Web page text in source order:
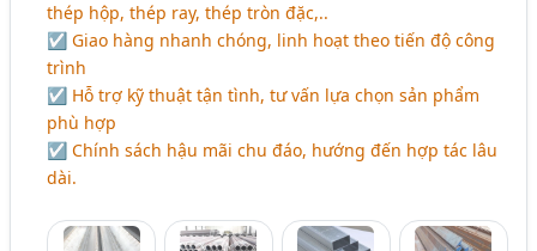
thép hộp, thép ray, thép tròn đặc,..
☑ Giao hàng nhanh chóng, linh hoạt theo tiến độ công
trình
☑ Hỗ trợ kỹ thuật tận tình, tư vấn lựa chọn sản phẩm
phù hợp
☑ Chính sách hậu mãi chu đáo, hướng đến hợp tác lâu
dài.